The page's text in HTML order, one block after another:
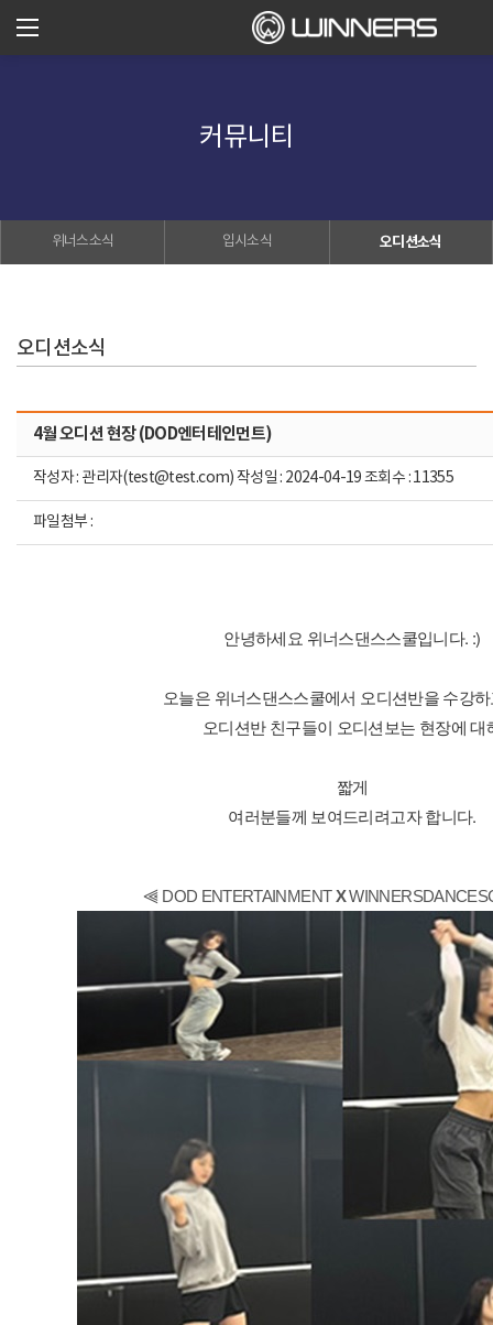
커뮤니티
위너스소식 입시소식 오디션소식
오디션소식
4월 오디션 현장 (DOD엔터테인먼트)
작성자 : 관리자(test@test.com) 작성일 : 2024-04-19 조회수 : 11355
파일첨부 :
안녕하세요 위너스댄스스쿨입니다. :)
오늘은 위너스댄스스쿨에서 오디션반을 수강
오디션반 친구들이 오디션보는 현장에 대
짧게
여러분들께 보여드리려고자 합니다.
⫷ DOD ENTERTAINMENTX